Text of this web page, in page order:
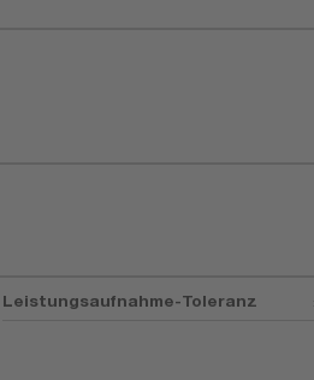
Leistungsaufnahme-Toleranz